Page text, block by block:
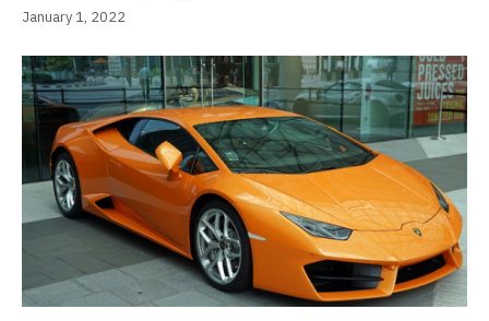
January 1, 2022